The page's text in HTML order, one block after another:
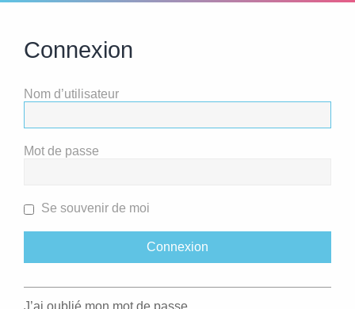
Connexion
Nom d’utilisateur
Mot de passe
Se souvenir de moi